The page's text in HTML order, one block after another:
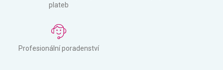
plateb
Profesionální poradenství